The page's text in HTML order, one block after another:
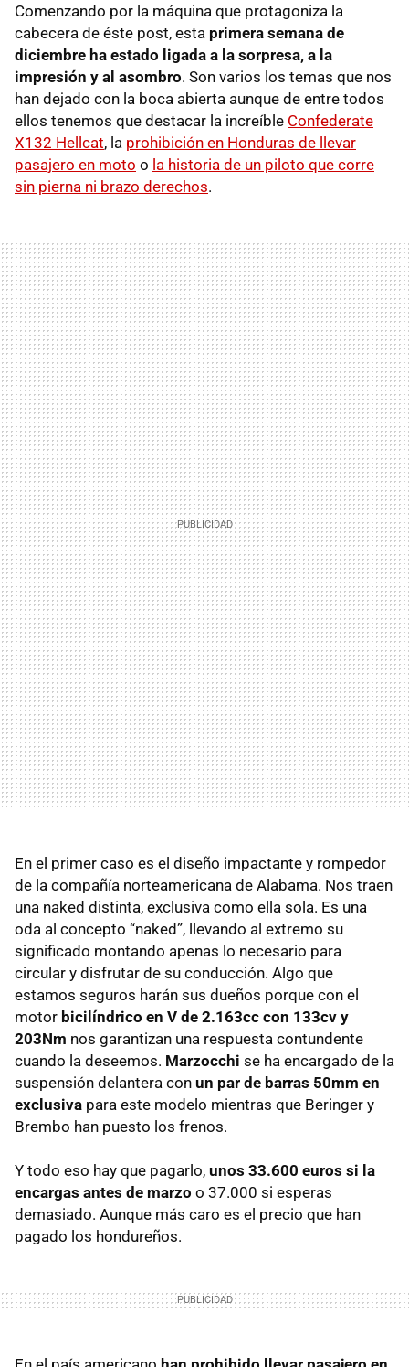
Comenzando por la máquina que protagoniza la
cabecera de éste post, esta primera semana de
diciembre ha estado ligada a la sorpresa, a la
impresión y al asombro. Son varios los temas que nos
han dejado con la boca abierta aunque de entre todos
ellos tenemos que destacar la increíble Confederate
X132 Hellcat, la prohibición en Honduras de llevar
pasajero en moto o la historia de un piloto que corre
sin pierna ni brazo derechos.
En el primer caso es el diseño impactante y rompedor
de la compañía norteamericana de Alabama. Nos traen
una naked distinta, exclusiva como ella sola. Es una
oda al concepto “naked”, llevando al extremo su
significado montando apenas lo necesario para
circular y disfrutar de su conducción. Algo que
estamos seguros harán sus dueños porque con el
motor bicilíndrico en V de 2.163cc con 133cv y
203Nm nos garantizan una respuesta contundente
cuando la deseemos. Marzocchi se ha encargado de la
suspensión delantera con un par de barras 50mm en
exclusiva para este modelo mientras que Beringer y
Brembo han puesto los frenos.
Y todo eso hay que pagarlo, unos 33.600 euros si la
encargas antes de marzo o 37.000 si esperas
demasiado. Aunque más caro es el precio que han
pagado los hondureños.